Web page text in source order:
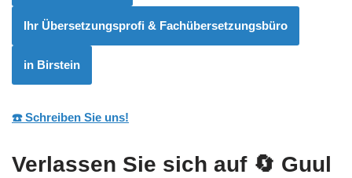
Ihr Übersetzungsprofi & Fachübersetzungsbüro
in Birstein
☎️ Schreiben Sie uns!
Verlassen Sie sich auf 🔄 Guul